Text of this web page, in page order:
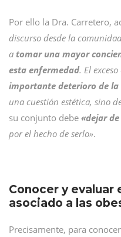
Por ello la Dra. Carretero,
discurso desde la
a tomar una mayor
esta enfermedad. El
importante deterioro de
una cuestión estética, sino
su conjunto debe «dejar
por el hecho de serlo».
Conocer y evaluar
asociado a las
Precisamente, para